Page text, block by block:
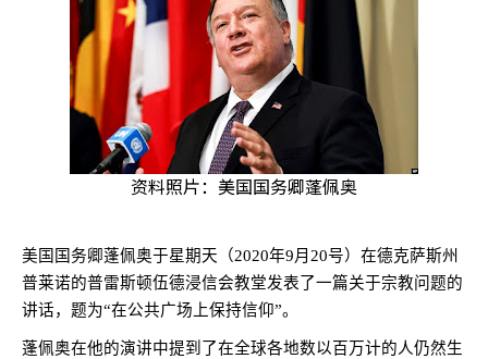
资料照片：美国国务卿蓬佩奥
美国国务卿蓬佩奥于星期天（2020年9月 20号）在德克萨斯州
普莱诺的普雷斯顿伍德浸信会教堂发表了一篇关于宗教问题的
讲话，题为“在公共广场上保持信仰”。
蓬佩奥在他的演讲中提到了在全球各地数以百万计的人仍然生